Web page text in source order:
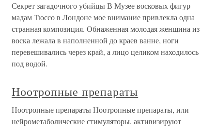
Секрет загадочного убийцы В Музее восковых фигур
мадам Тюссо в Лондоне мое внимание привлекла одна
странная композиция. Обнаженная молодая женщина из
воска лежала в наполненной до краев ванне, ноги
перевешивались через край, а лицо целиком находилось
под водой.
Ноотропные препараты
Ноотропные препараты Ноотропные препараты, или
нейрометаболические стимуляторы, активизируют